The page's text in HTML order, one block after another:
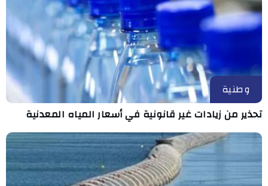
وطنية
تحذير من زيادات غير قانونية في أسعار المياه المعدنية